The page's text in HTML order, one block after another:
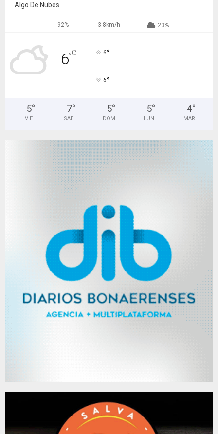
Algo De Nubes
92% 3.8km/h 23%
6°C 6°
6°
5°
VIE
7°
SAB
5°
DOM
5°
LUN
4°
MAR